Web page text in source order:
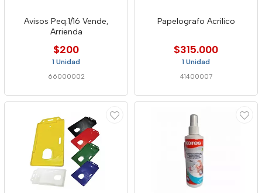
Avisos Peq.1/16 Vende,
Arrienda
$200
1 Unidad
66000002
Papelografo Acrilico
$315.000
1 Unidad
41400007